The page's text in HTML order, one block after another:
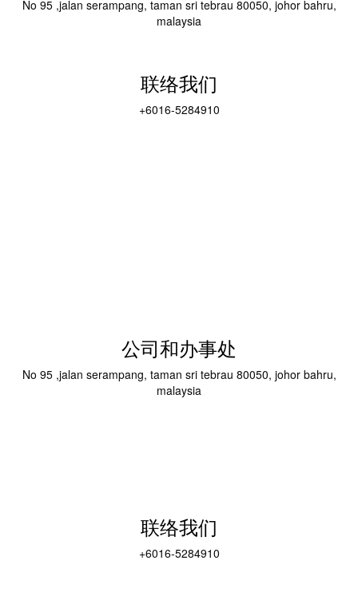
No 95 ,jalan serampang, taman sri tebrau 80050, johor bahru,
malaysia
联络我们
+6016-5284910
公司和办事处​
No 95 ,jalan serampang, taman sri tebrau 80050, johor bahru,
malaysia
联络我们
+6016-5284910